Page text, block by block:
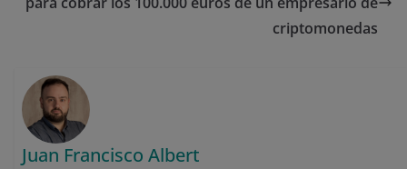
criptomonedas
Juan Francisco Albert